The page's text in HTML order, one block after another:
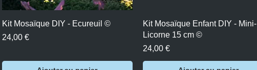
Aperçu rapide
Kit Mosaïque DIY - Ecureuil ©
Prix
24,00 €
Aperçu rapide
Kit Mosaïque Enfant DIY - Mini-
Licorne 15 cm ©
Prix
24,00 €